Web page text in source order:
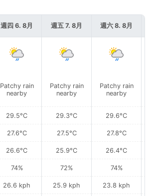
週四 6. 8月
Patchy rain
nearby
29.5°C
27.6°C
26.6°C
74%
26.6 kph
週五 7. 8月
Patchy rain
nearby
29.3°C
27.5°C
25.9°C
72%
25.9 kph
週六 8. 8月
Patchy rain
nearby
29.6°C
27.8°C
26.4°C
74%
23.8 kph